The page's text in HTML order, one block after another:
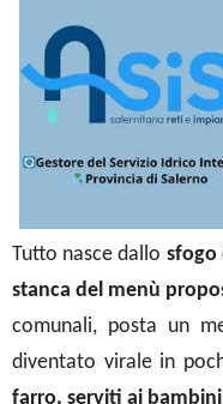
Tutto nasce dallo sfogo
stanca del menù
comunali, posta un
diventato virale in
farro, serviti ai